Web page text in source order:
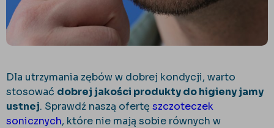
Dla utrzymania zębów w dobrej kondycji, warto
stosować dobrej jakości produkty do higieny jamy
ustnej. Sprawdź naszą ofertę szczoteczek
sonicznych, które nie mają sobie równych w